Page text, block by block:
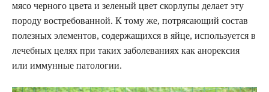
мясо черного цвета и зеленый цвет скорлупы делает эту
породу востребованной. К тому же, потрясающий состав
полезных элементов, содержащихся в яйце, используется в
лечебных целях при таких заболеваниях как анорексия
или иммунные патологии.